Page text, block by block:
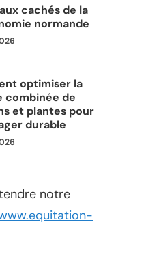
cachés de la
normande
optimiser la
combinée de
et plantes pour
durable
notre